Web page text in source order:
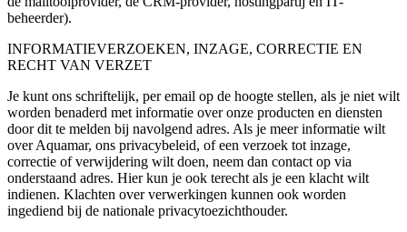
beheerder).
INFORMATIEVERZOEKEN, INZAGE, CORRECTIE EN
RECHT VAN VERZET
Je kunt ons schriftelijk, per email op de hoogte stellen, als je niet wilt
worden benaderd met informatie over onze producten en diensten
door dit te melden bij navolgend adres. Als je meer informatie wilt
over Aquamar, ons privacybeleid, of een verzoek tot inzage,
correctie of verwijdering wilt doen, neem dan contact op via
onderstaand adres. Hier kun je ook terecht als je een klacht wilt
indienen. Klachten over verwerkingen kunnen ook worden
ingediend bij de nationale privacytoezichthouder.